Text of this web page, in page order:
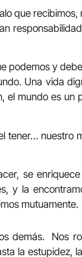
que
podemos y
Una vida
mundo es un
tener… nuestro
se
y la
mutuamente.
demás. Nos
la estupidez,